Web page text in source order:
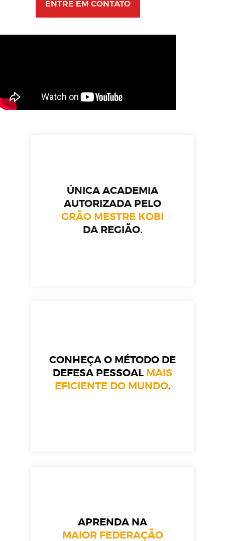
ENTRE EM CONTATO
ÚNICA ACADEMIA
AUTORIZADA PELO
GRÃO MESTRE KOBI
DA REGIÃO.
CONHEÇA O MÉTODO DE
DEFESA PESSOAL MAIS
EFICIENTE DO MUNDO.
APRENDA NA
MAIOR FEDERAÇÃO